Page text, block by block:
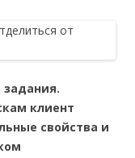
клиент
свойства и